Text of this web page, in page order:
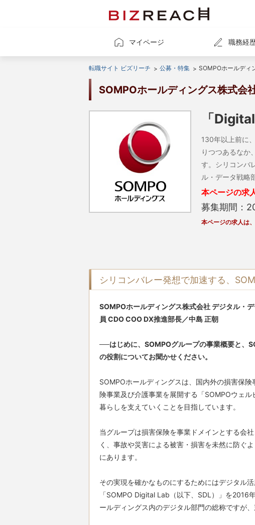
マイページ 職務経
転職サイト ビズリーチ 公募・特集 SOMPOホールディ
SOMPOホールディングス株式会
「
130年以上前に
りつつあるなか
す。シリコンバ
ル・データ戦略
本ページの求
募集期間：
本ページの求人は
シリコンバレー発想で加速する、
SOMPOホールディングス株式会社 デジタル・
員 CDO COO DX推進部長／中島 正朝
──はじめに、SOMPOグループの事業概要と、
の役割についてお聞かせください。
SOMPOホールディングスは、国内外の損害保
険事業及び介護事業を展開する「SOMPOウェ
暮らしを支えていくことを目指しています。
当グループは損害保険を事業ドメインとする会
く、事故や災害による被害・損害を未然に防ぐ
にあります。
その実現を確かなものにするためにはデジタル
「SOMPO Digital Lab（以下、SDL）」を2016
ールディングス内のデジタル部門の総称ですが